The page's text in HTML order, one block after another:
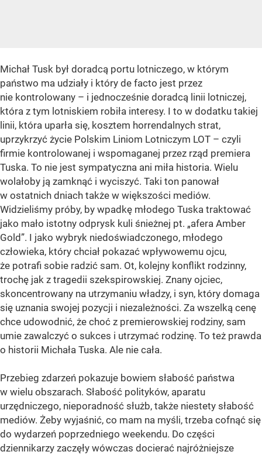
Michał Tusk był doradcą portu lotniczego, w którym
państwo ma udziały i który de facto jest przez
nie kontrolowany – i jednocześnie doradcą linii lotniczej,
która z tym lotniskiem robiła interesy. I to w dodatku takiej
linii, która uparła się, kosztem horrendalnych strat,
uprzykrzyć życie Polskim Liniom Lotniczym LOT – czyli
firmie kontrolowanej i wspomaganej przez rząd premiera
Tuska. To nie jest sympatyczna ani miła historia. Wielu
wolałoby ją zamknąć i wyciszyć. Taki ton panował
w ostatnich dniach także w większości mediów.
Widzieliśmy próby, by wpadkę młodego Tuska traktować
jako mało istotny odprysk kuli śnieżnej pt. „afera Amber
Gold”. I jako wybryk niedoświadczonego, młodego
człowieka, który chciał pokazać wpływowemu ojcu,
że potrafi sobie radzić sam. Ot, kolejny konflikt rodzinny,
trochę jak z tragedii szekspirowskiej. Znany ojciec,
skoncentrowany na utrzymaniu władzy, i syn, który domaga
się uznania swojej pozycji i niezależności. Za wszelką cenę
chce udowodnić, że choć z premierowskiej rodziny, sam
umie zawalczyć o sukces i utrzymać rodzinę. To też prawda
o historii Michała Tuska. Ale nie cała.
Przebieg zdarzeń pokazuje bowiem słabość państwa
w wielu obszarach. Słabość polityków, aparatu
urzędniczego, nieporadność służb, także niestety słabość
mediów. Żeby wyjaśnić, co mam na myśli, trzeba cofnąć się
do wydarzeń poprzedniego weekendu. Do części
dziennikarzy zaczęły wówczas docierać najróżniejsze